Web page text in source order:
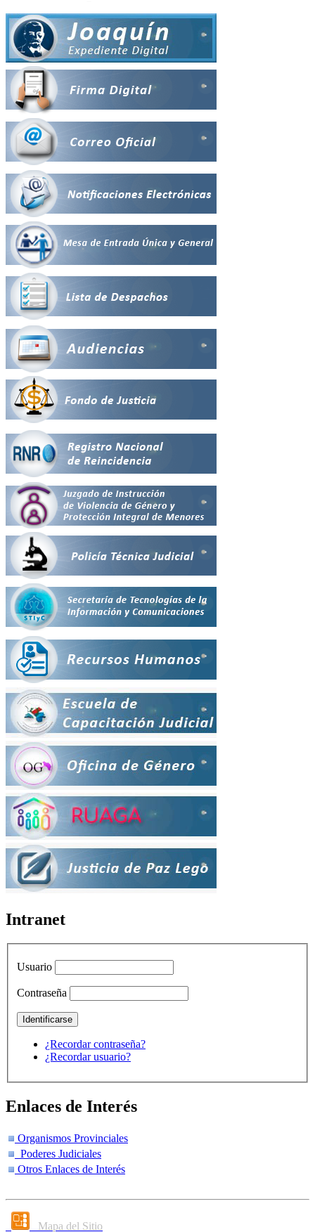
Intranet
Usuario
Contraseña
¿Recordar contraseña?
¿Recordar usuario?
Enlaces de Interés
Organismos Provinciales
Poderes Judiciales
Otros Enlaces de Interés
Mapa del Sitio